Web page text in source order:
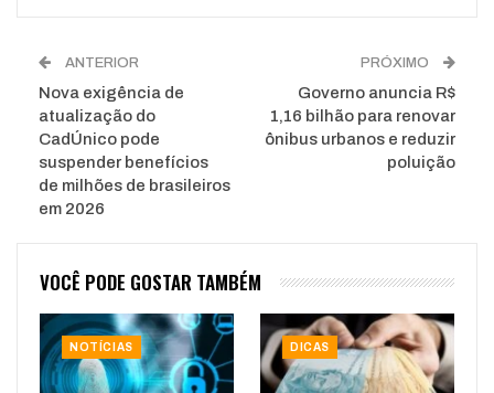
ANTERIOR
Nova exigência de
atualização do
CadÚnico pode
suspender benefícios
de milhões de brasileiros
em 2026
PRÓXIMO
Governo anuncia R$
1,16 bilhão para renovar
ônibus urbanos e reduzir
poluição
VOCÊ PODE GOSTAR TAMBÉM
NOTÍCIAS DICAS